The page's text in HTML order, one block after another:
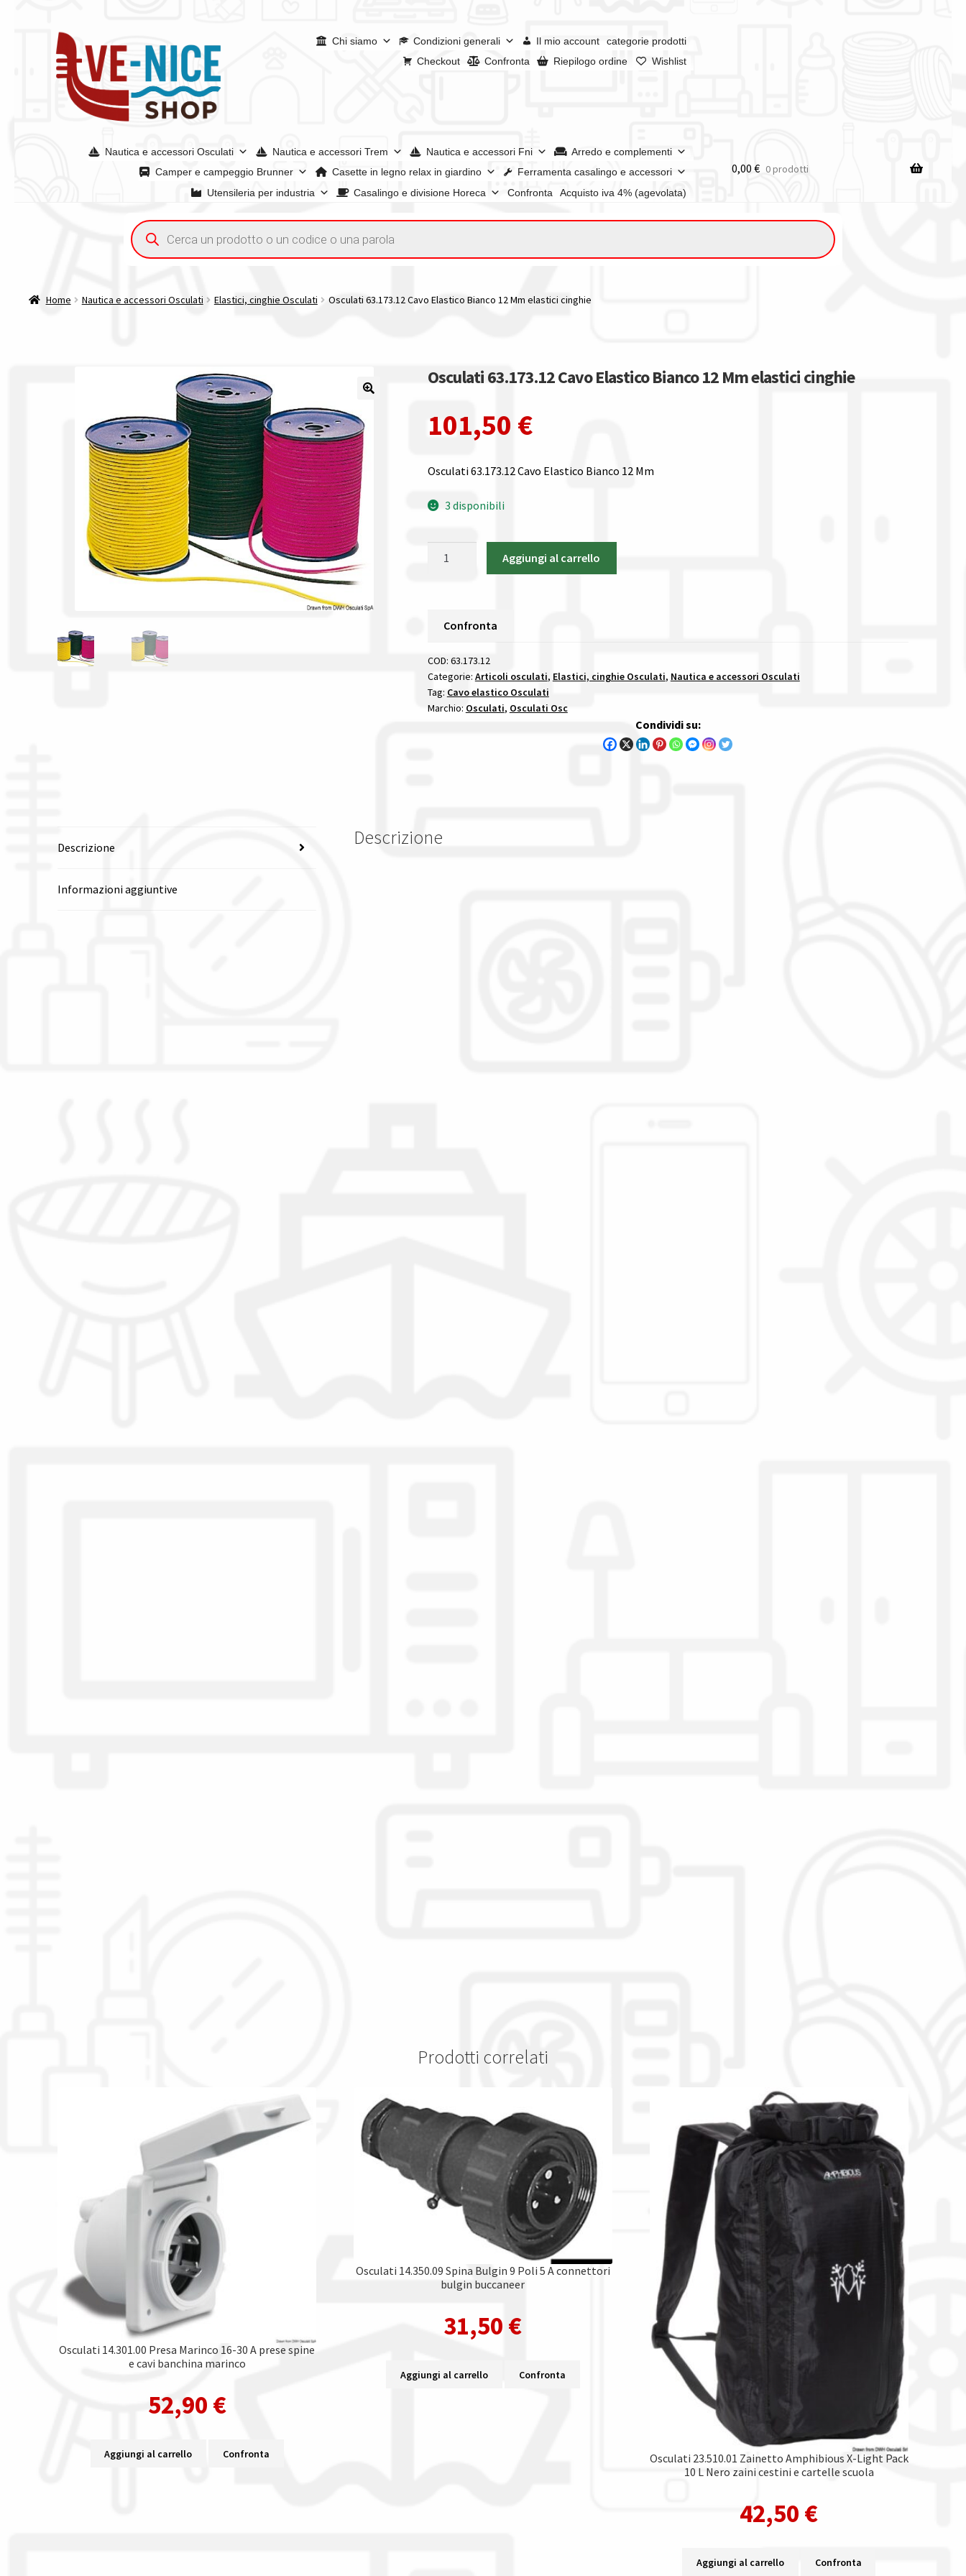
alla
navigazione
contenuto
Chi siamo Condizioni generali Il mio account
categorie prodotti
Checkout
Confronta Riepilogo ordine Wishlist
Nautica e accessori Osculati Nautica e accessori Trem Nautica e accessori Fni
Arredo e complementi
Camper e campeggio Brunner
Casette in legno relax in giardino
Ferramenta casalingo e accessori
Utensileria per industria
Casalingo e divisione Horeca Confronta Acquisto iva 4% (agevolata)
Acquisto iva 4% (agevolata)Chi siamoCondizioni generaliConfrontaConfrontaI nostri negoziRiepilogo ordine
Spedizioni in europaSpedizioni in italiaTutte le categorie dei prodottiWishlistCheckoutIl mio account
0,00 € 0 prodotti
Ricerca
prodotti
Home Nautica e accessori Osculati Elastici, cinghie Osculati Osculati 63.173.12 Cavo Elastico Bianco 12 Mm elastici cinghie
Osculati 63.173.12 Cavo Elastico Bianco 12 Mm elastici cinghie
101,50 €
Osculati 63.173.12 Cavo Elastico Bianco 12 Mm
3 disponibili
Bianco
Mm
elastici
cinghie
quantità
Aggiungi al carrello
Confronta
COD: 63.173.12
Categorie: Articoli osculati, Elastici, cinghie Osculati, Nautica e accessori Osculati
Tag: Cavo elastico Osculati
Marchio: Osculati, Osculati Osc
Condividi su:
Descrizione
Informazioni aggiuntive
Descrizione
Prodotti correlati
Osculati 14.301.00 Presa Marinco 16-30 A prese spine
e cavi banchina marinco
52,90 €
Aggiungi al carrello Confronta
Osculati 14.350.09 Spina Bulgin 9 Poli 5 A connettori
bulgin buccaneer
31,50 €
Aggiungi al carrello Confronta
Osculati 23.510.01 Zainetto Amphibious X-Light Pack
10 L Nero zaini cestini e cartelle scuola
42,50 €
Aggiungi al carrello Confronta